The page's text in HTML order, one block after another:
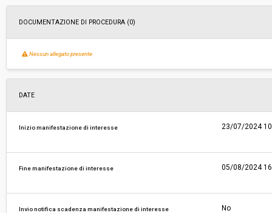
DOCUMENTAZIONE DI PROCEDURA (0)
Nessun allegato presente
DATE
Inizio manifestazione di interesse 23/07/2024
Fine manifestazione di interesse 05/08/2024
Invio notifica scadenza manifestazione di interesse No